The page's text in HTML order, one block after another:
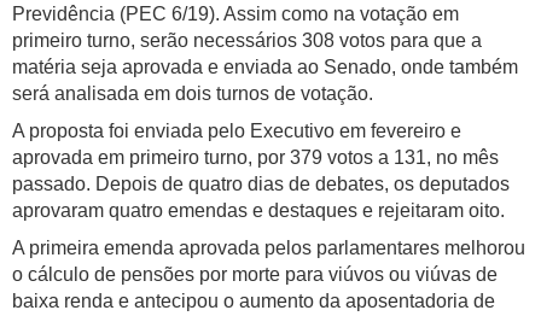
Previdência (PEC 6/19). Assim como na votação em
primeiro turno, serão necessários 308 votos para que a
matéria seja aprovada e enviada ao Senado, onde também
será analisada em dois turnos de votação.
A proposta foi enviada pelo Executivo em fevereiro e
aprovada em primeiro turno, por 379 votos a 131, no mês
passado. Depois de quatro dias de debates, os deputados
aprovaram quatro emendas e destaques e rejeitaram oito.
A primeira emenda aprovada pelos parlamentares melhorou
o cálculo de pensões por morte para viúvos ou viúvas de
baixa renda e antecipou o aumento da aposentadoria de